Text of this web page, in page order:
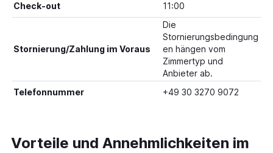
Check-out 11:00
Stornierung/Zahlung im Voraus
Die
Stornierungsbedingung
en hängen vom
Zimmertyp und
Anbieter ab.
Telefonnummer
+49 30 3270 9072
Vorteile und Annehmlichkeiten im